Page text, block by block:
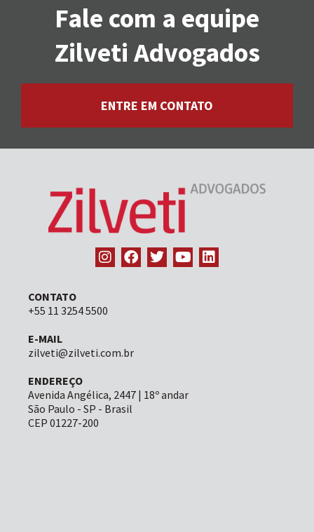
Fale com a equipe
Zilveti Advogados
ENTRE EM CONTATO
CONTATO
+55 11 3254 5500
E-MAIL
zilveti@zilveti.com.br
ENDEREÇO
Avenida Angélica, 2447 | 18º andar
São Paulo - SP - Brasil
CEP 01227-200